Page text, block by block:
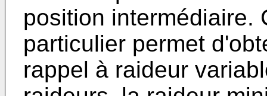
position intermédiaire.
particulier permet
rappel à raideur